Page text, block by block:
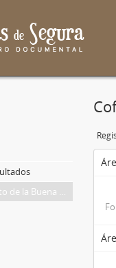
Cofradía del Santísimo Cristo de la Buena Muerte y Virgen de las Lágrimas